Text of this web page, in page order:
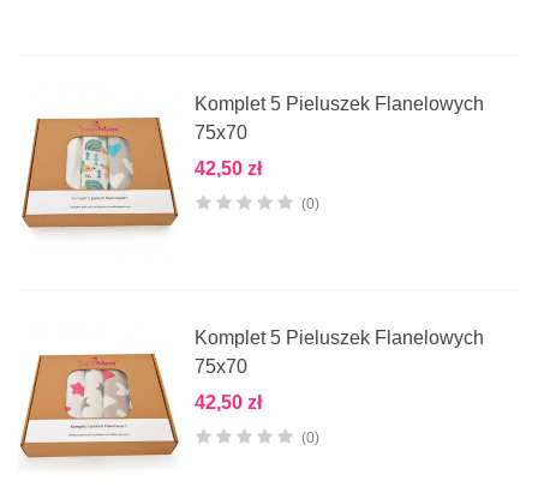
Komplet 5 Pieluszek Flanelowych
75x70
42,50 zł
(0)
Komplet 5 Pieluszek Flanelowych
75x70
42,50 zł
(0)